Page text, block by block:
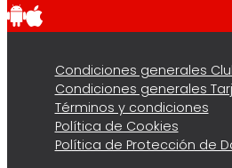
Condiciones generales
Condiciones generales
Términos y condiciones
Política de Cookies
Política de Protección de